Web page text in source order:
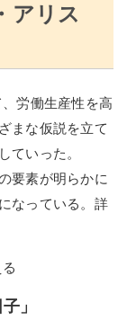
アリス
労働生産性を高
まな仮説を立て
ていった。
要素が明らかに
なっている。詳
」